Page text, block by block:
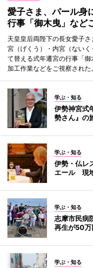
愛子さま、パール
行事「御木曳」など
天皇皇后両陛下の長女愛子
宮（げくう）・内宮（ない
て替える式年遷宮の行事「
加工作業などをご視察された。
学ぶ・知る
伊勢神宮式
勢さん』の
学ぶ・知る
伊勢・仏レ
エール 現
学ぶ・知る
志摩市民病
再生が50万
学ぶ・知る